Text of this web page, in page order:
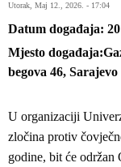
Utorak, Maj 12., 2026. - 17:04
Datum događaja 20
Mjesto događaja
begova 46, Sarajevo
U organizaciji
zločina protiv
godine, bit će održan